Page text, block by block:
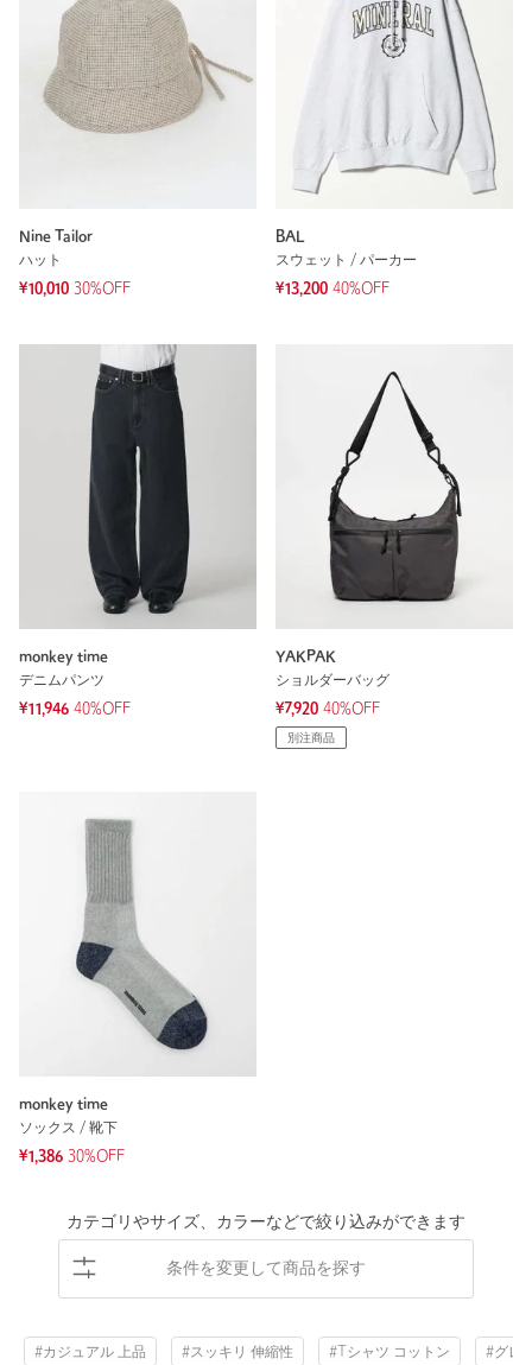
Nine Tailor
ハット
¥10,010 30%OFF
BAL
スウェット / パーカー
¥13,200 40%OFF
monkey time
デニムパンツ
¥11,946 40%OFF
YAKPAK
ショルダーバッグ
¥7,920 40%OFF
別注商品
monkey time
ソックス / 靴下
¥1,386 30%OFF
カテゴリやサイズ、カラーなどで絞り込みができます
条件を変更して商品を探す
#カジュアル 上品 #スッキリ 伸縮性 #Tシャツ コットン #グレ